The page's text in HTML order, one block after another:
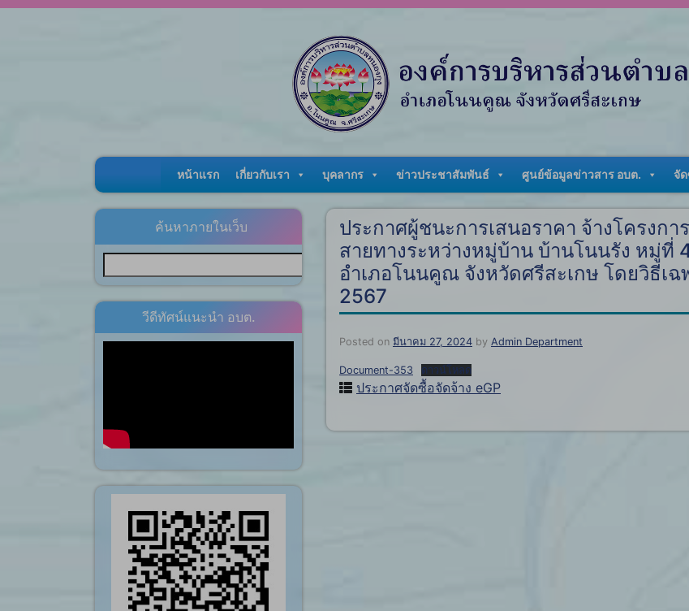
หน้าแรก เกี่ยวกับเรา บุคลากร ข่าวประชาสัมพันธ์ ศูนย์ข้อมูลข่าวสาร อบต. จั
ค้นหาภายในเว็บ
วีดีทัศน์แนะนำ อบต.
ประกาศผู้ชนะการเสนอราคา จ้างโครงก
สายทางระหว่างหมู่บ้าน บ้านโนนรัง หมู่ที่
อำเภอโนนคูณ จังหวัดศรีสะเกษ โดยวิธีเ
2567
Posted on มีนาคม 27, 2024 by Admin Department
Document-353 ดาวน์โหลด
ประกาศจัดซื้อจัดจ้าง eGP